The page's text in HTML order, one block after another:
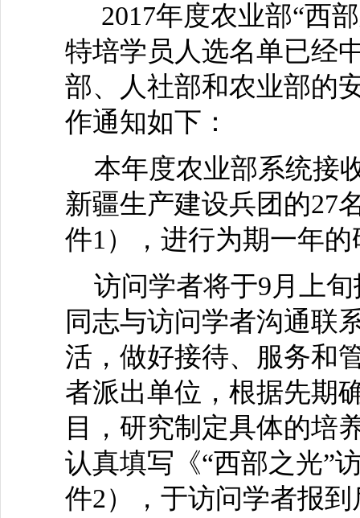
2017年度农业部“西
特培学员人选名单已经
部、人社部和农业部的
作通知如下：
本年度农业部系统接
新疆生产建设兵团的27
件1），进行为期一年
访问学者将于9月上旬
同志与访问学者沟通联
活，做好接待、服务和
者派出单位，根据先期
目，研究制定具体的培
认真填写《“西部之光”
件2），于访问学者报